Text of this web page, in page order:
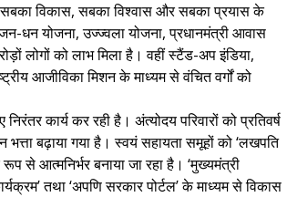
सबका विकास, सबका विश्वास और सबका प्रयास के
धन योजना, उज्ज्वला योजना, प्रधानमंत्री आवास
लोगों को लाभ मिला है। वहीं स्टैंड-अप इंडिया,
आजीविका मिशन के माध्यम से वंचित वर्गों को
कार्य कर रही है। अंत्योदय परिवारों को प्रतिवर्ष
बढ़ाया गया है। स्वयं सहायता समूहों को ‘लखपति
से आत्मनिर्भर बनाया जा रहा है। ‘मुख्यमंत्री
तथा ‘अपणि सरकार पोर्टल’ के माध्यम से विकास